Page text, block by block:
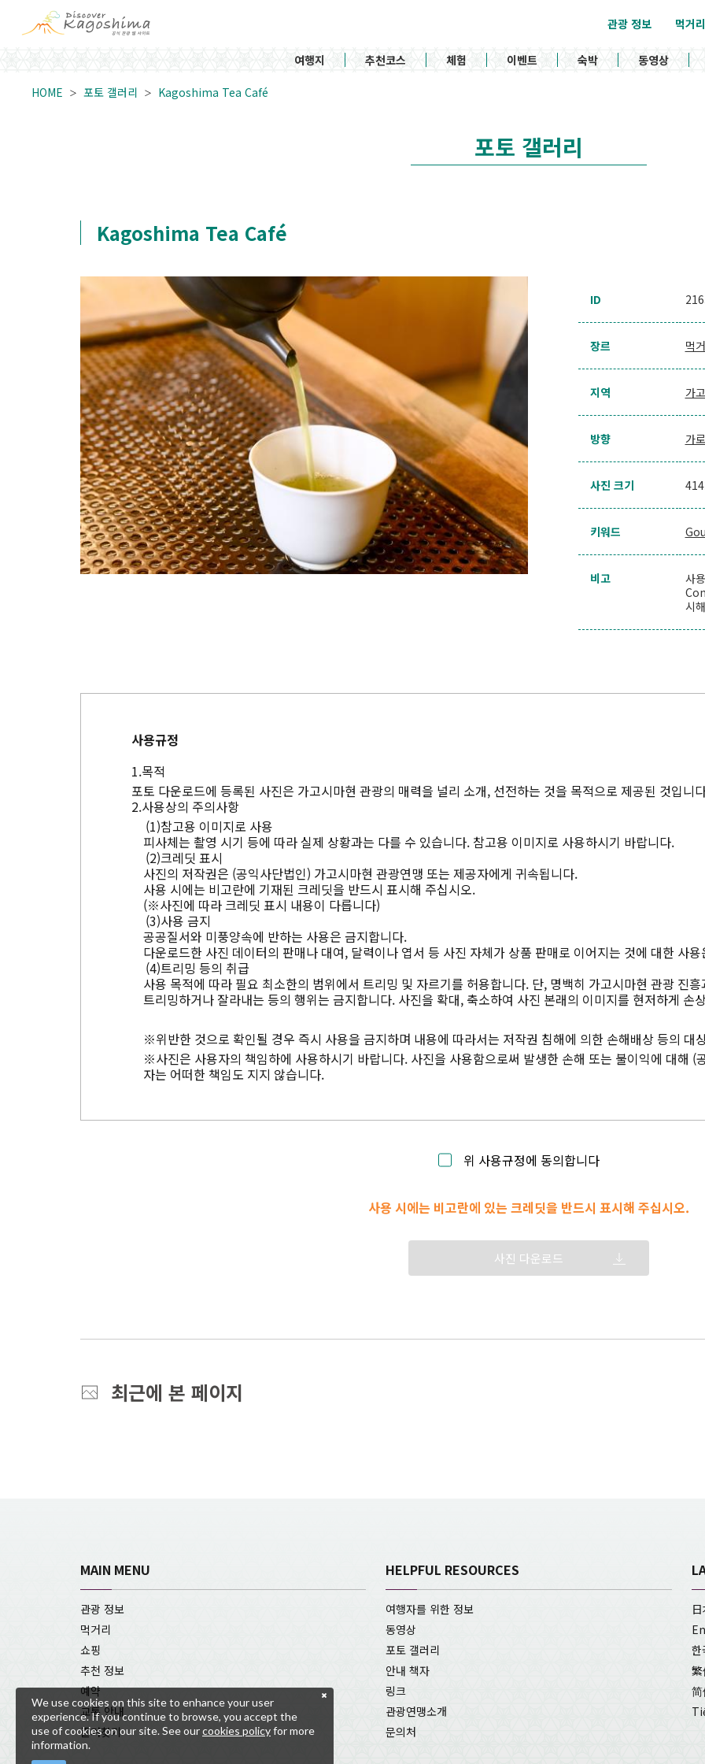
관광 정보 먹거리
여행지 추천코스 체험 이벤트 숙박 동영상
HOME 포토 갤러리 Kagoshima Tea Café
포토 갤러리
Kagoshima Tea Café
ID
장르 먹
지역 가
방향 가로
사진 크기
키워드
비고
사
시
사용규정
목적
포토 다운로드에 등록된 사진은 가고시마현 관광의 매력을 널리 소개, 선전하는 것을 목적으로 제공된 것입니
사용상의 주의사항
참고용 이미지로 사용
피사체는 촬영 시기 등에 따라 실제 상황과는 다를 수 있습니다. 참고용 이미지로 사용하시기 바랍니다.
크레딧 표시
사진의 저작권은 (공익사단법인) 가고시마현 관광연맹 또는 제공자에게 귀속됩니다.
사용 시에는 비고란에 기재된 크레딧을 반드시 표시해 주십시오.
(※사진에 따라 크레딧 표시 내용이 다릅니다)
사용 금지
공공질서와 미풍양속에 반하는 사용은 금지합니다.
다운로드한 사진 데이터의 판매나 대여, 달력이나 엽서 등 사진 자체가 상품 판매로 이어지는 것에 대한 사
트리밍 등의 취급
사용 목적에 따라 필요 최소한의 범위에서 트리밍 및 자르기를 허용합니다. 단, 명백히 가고시마현 관광 진
트리밍하거나 잘라내는 등의 행위는 금지합니다. 사진을 확대, 축소하여 사진 본래의 이미지를 현저하게 손
※위반한 것으로 확인될 경우 즉시 사용을 금지하며 내용에 따라서는 저작권 침해에 의한 손해배상 등의 대
※사진은 사용자의 책임하에 사용하시기 바랍니다. 사진을 사용함으로써 발생한 손해 또는 불이익에 대해 (
자는 어떠한 책임도 지지 않습니다.
위 사용규정에 동의합니다
사용 시에는 비고란에 있는 크레딧을 반드시 표시해 주십시오.
사진 다운로드
최근에 본 페이지
MAIN MENU
관광 정보
먹거리
쇼핑
추천 정보
예약
교통 안내
즐겨찾기
HELPFUL RESOURCES
여행자를 위한 정보
동영상
포토 갤러리
안내 책자
링크
관광연맹소개
문의처
한
We use cookies on this site to enhance your user
experience. If you continue to browse, you accept the
use of cookies on our site. See ourcookies policyfor more
information.